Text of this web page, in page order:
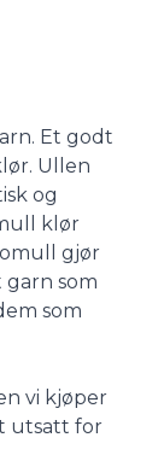
Et godt
Ullen
og
klør
gjør
som
som
vi kjøper
utsatt for